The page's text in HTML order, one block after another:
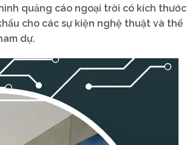
quảng cáo ngoại trời có kích thước
cho các sự kiện nghệ thuật và thể
dự.